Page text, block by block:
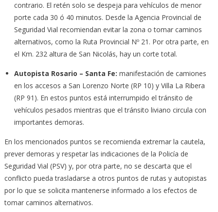
contrario. El retén solo se despeja para vehículos de menor
porte cada 30 ó 40 minutos. Desde la Agencia Provincial de
Seguridad Vial recomiendan evitar la zona o tomar caminos
alternativos, como la Ruta Provincial Nº 21. Por otra parte, en
el Km. 232 altura de San Nicolás, hay un corte total.
Autopista Rosario – Santa Fe: manifestación de camiones
en los accesos a San Lorenzo Norte (RP 10) y Villa La Ribera
(RP 91). En estos puntos está interrumpido el tránsito de
vehículos pesados mientras que el tránsito liviano circula con
importantes demoras.
En los mencionados puntos se recomienda extremar la cautela,
prever demoras y respetar las indicaciones de la Policía de
Seguridad Vial (PSV) y, por otra parte, no se descarta que el
conflicto pueda trasladarse a otros puntos de rutas y autopistas
por lo que se solicita mantenerse informado a los efectos de
tomar caminos alternativos.